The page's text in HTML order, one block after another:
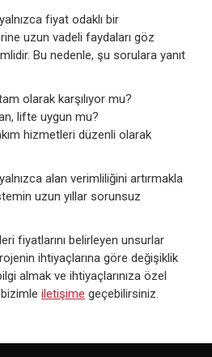
fiyat odaklı bir
uzun vadeli faydaları göz
Bu nedenle, şu sorulara yanıt
olarak karşılıyor mu?
lifte uygun mu?
hizmetleri düzenli olarak
alan verimliliğini artırmakla
uzun yıllar sorunsuz
fiyatlarını belirleyen unsurlar
ihtiyaçlarına göre değişiklik
almak ve ihtiyaçlarınıza özel
iletişime geçebilirsiniz.